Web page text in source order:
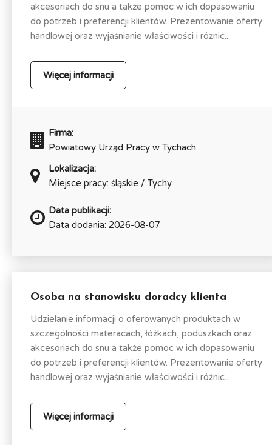
akcesoriach do snu a także pomoc w ich dopasowaniu
do potrzeb i preferencji klientów. Prezentowanie oferty
handlowej oraz wyjaśnianie właściwości i różnic...
Więcej informacji
Firma:
Powiatowy Urząd Pracy w Tychach
Lokalizacja:
Miejsce pracy: śląskie / Tychy
Data publikacji:
Data dodania: 2026-08-07
Osoba na stanowisku doradcy klienta
Udzielanie informacji o oferowanych produktach w
szczególności materacach, łóżkach, poduszkach oraz
akcesoriach do snu a także pomoc w ich dopasowaniu
do potrzeb i preferencji klientów. Prezentowanie oferty
handlowej oraz wyjaśnianie właściwości i różnic...
Więcej informacji